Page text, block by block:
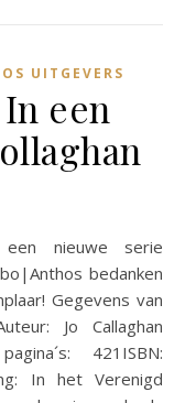
UITGEVERS
een
bedanken
Gegevens van
Jo Callaghan
421ISBN:
In het Verenigd